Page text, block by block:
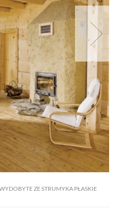
ZE STRUMYKA PŁASKIE
APTECZKA
ŻYCIE